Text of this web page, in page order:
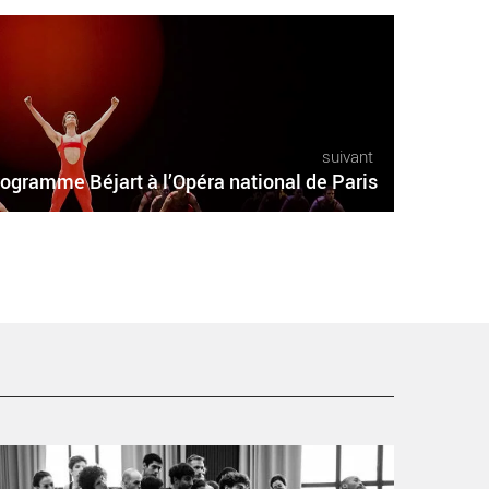
suivant
Béjart à l’Opéra national de Paris
/ Firebird, un programme dédié à Stravinsky et
fait écho à la modernité des Ballets russes - Critique